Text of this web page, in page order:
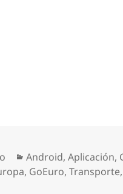
a buscar cualquier
Categorías
Android,Aplicación,
, GoEuro,Transporte